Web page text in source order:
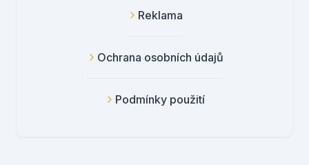
Reklama
Ochrana osobních údajů
Podmínky použití